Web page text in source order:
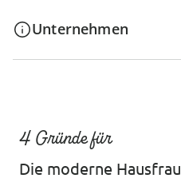
Unternehmen
4 Gründe für
Die moderne Hausfrau